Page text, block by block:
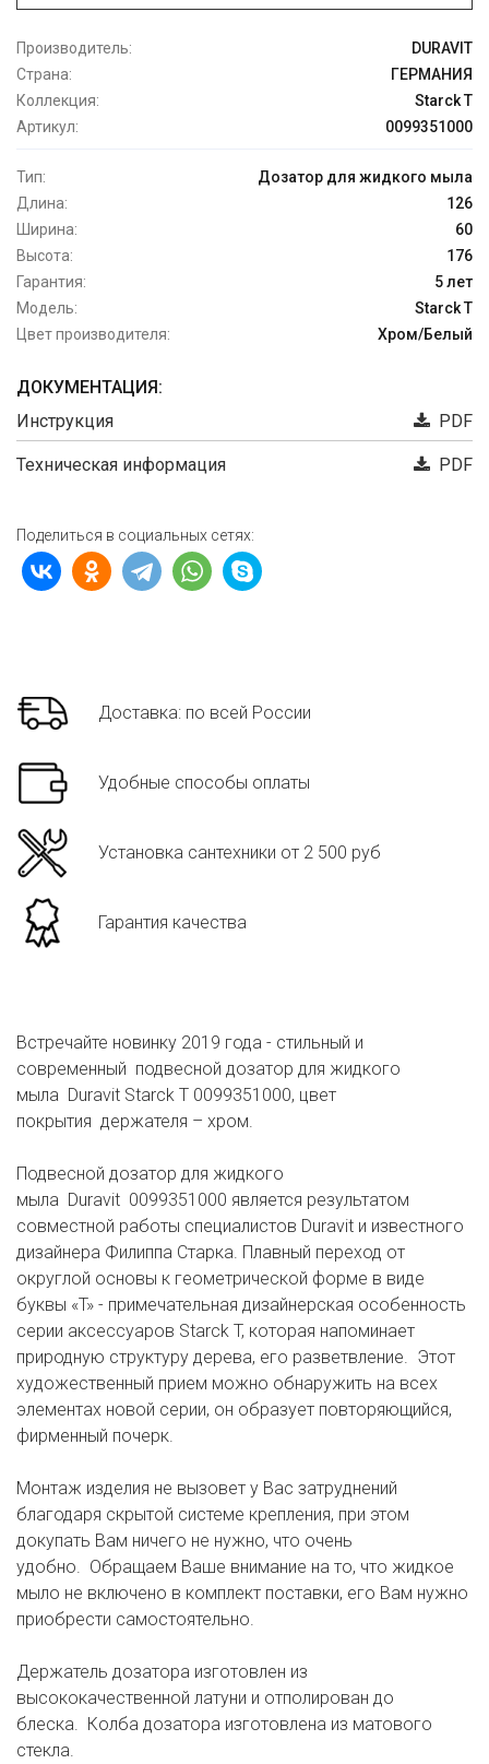
Производитель:
DURAVIT
Страна:
ГЕРМАНИЯ
Коллекция:
Starck T
Артикул:
0099351000
Тип:
Дозатор для жидкого мыла
Длина:
126
Ширина:
60
Высота:
176
Гарантия:
5 лет
Модель:
Starck T
Цвет производителя:
Хром/Белый
ДОКУМЕНТАЦИЯ:
Инструкция
PDF
Техническая информация PDF
Поделиться в социальных сетях:
Доставка: по всей России
Удобные способы оплаты
Установка сантехники от 2 500 руб
Гарантия качества
Встречайте новинку 2019 года - стильный и
современный подвесной дозатор для жидкого
мыла Duravit Starck T 0099351000, цвет
покрытия держателя – хром.
Подвесной дозатор для жидкого
мыла Duravit 0099351000 является результатом
совместной работы специалистов Duravit и известного
дизайнера Филиппа Старка. Плавный переход от
округлой основы к геометрической форме в виде
буквы «T» - примечательная дизайнерская особенность
серии аксессуаров Starck T, которая напоминает
природную структуру дерева, его разветвление. Этот
художественный прием можно обнаружить на всех
элементах новой серии, он образует повторяющийся,
фирменный почерк.
Монтаж изделия не вызовет у Вас затруднений
благодаря скрытой системе крепления, при этом
докупать Вам ничего не нужно, что очень
удобно. Обращаем Ваше внимание на то, что жидкое
мыло не включено в комплект поставки, его Вам нужно
приобрести самостоятельно.
Держатель дозатора изготовлен из
высококачественной латуни и отполирован до
блеска. Колба дозатора изготовлена из матового
стекла.